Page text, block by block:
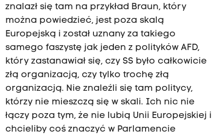
znalazł się tam na przykład Braun, który
można powiedzieć, jest poza skalą
Europejską i został uznany za takiego
samego faszystę jak jeden z polityków AFD,
który zastanawiał się, czy SS było całkowicie
złą organizacją, czy tylko trochę złą
organizacją. Nie znaleźli się tam politycy,
którzy nie mieszczą się w skali. Ich nic nie
łączy poza tym, że nie lubią Unii Europejskiej i
chcieliby coś znaczyć w Parlamencie